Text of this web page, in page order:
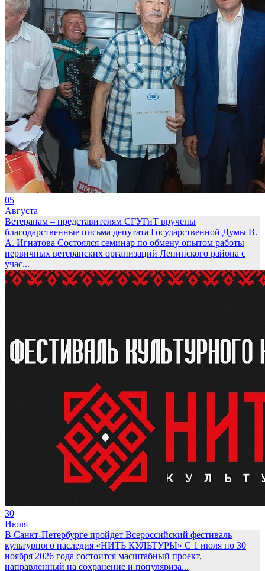
05
Августа
Ветеранам – представителям СГУГиТ вручены
благодарственные письма депутата Государственной Думы В.
А. Игнатова Состоялся семинар по обмену опытом работы
первичных ветеранских организаций Ленинского района с
учас...
30
Июля
В Санкт-Петербурге пройдет Всероссийский фестиваль
культурного наследия «НИТЬ КУЛЬТУРЫ» С 1 июля по 30
ноября 2026 года состоится масштабный проект,
направленный на сохранение и популяриза...